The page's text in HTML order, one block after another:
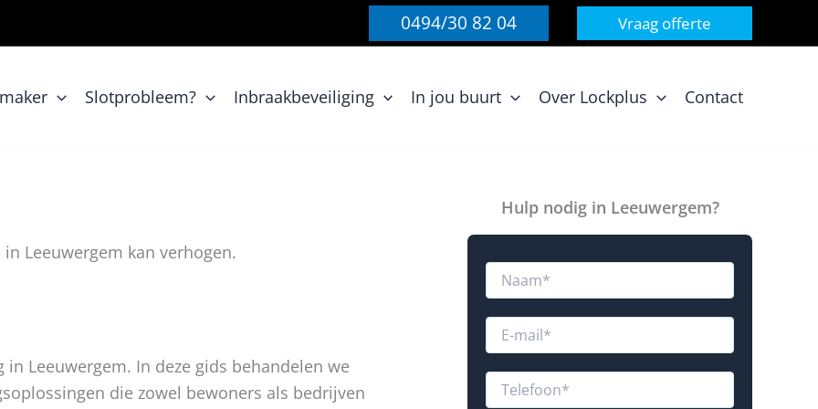
0494/30 82 04 Vraag offerte
Slotprobleem? Inbraakbeveiliging In jou buurt Over Lockplus Contact
Leeuwergem kan verhogen.
Leeuwergem. In deze gids behandelen we
die zowel bewoners als bedrijven
Hulp nodig in Leeuwergem?
N
mE
aT